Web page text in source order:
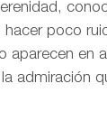
poco
aparecen en
admiración